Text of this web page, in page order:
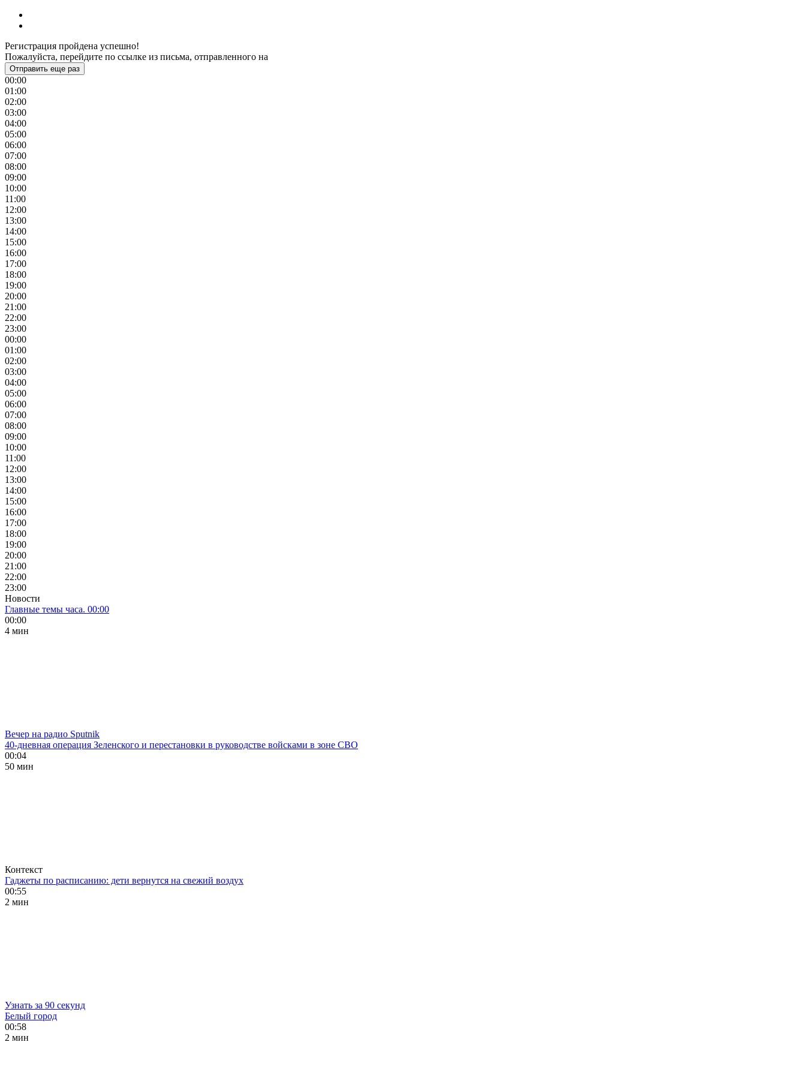
Регистрация пройдена успешно!
Пожалуйста, перейдите по ссылке из письма, отправленного на
Отправить еще раз
00:00
01:00
02:00
03:00
04:00
05:00
06:00
07:00
08:00
09:00
10:00
11:00
12:00
13:00
14:00
15:00
16:00
17:00
18:00
19:00
20:00
21:00
22:00
23:00
00:00
01:00
02:00
03:00
04:00
05:00
06:00
07:00
08:00
09:00
10:00
11:00
12:00
13:00
14:00
15:00
16:00
17:00
18:00
19:00
20:00
21:00
22:00
23:00
Новости
Главные темы часа. 00:00
00:00
4 мин
Вечер на радио Sputnik
40-дневная операция Зеленского и перестановки в руководстве войсками в зоне СВО
00:04
50 мин
Контекст
Гаджеты по расписанию: дети вернутся на свежий воздух
00:55
2 мин
Узнать за 90 секунд
Белый город
00:58
2 мин